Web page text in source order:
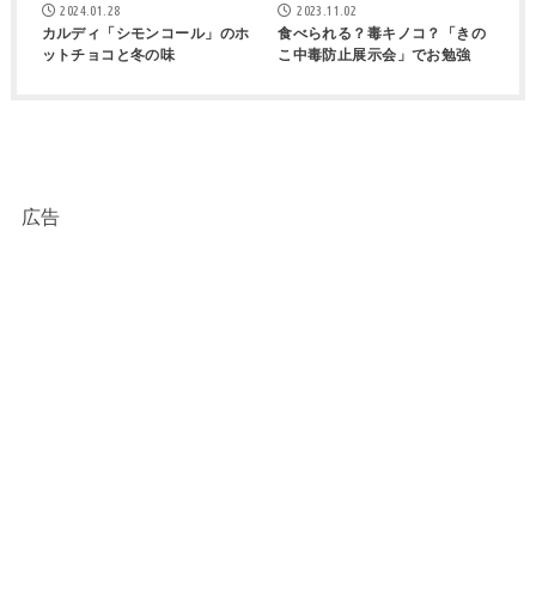
2024.01.28
カルディ「シモンコール」のホ
ットチョコと冬の味
2023.11.02
食べられる？毒キノコ？「きの
こ中毒防止展示会」でお勉強
広告